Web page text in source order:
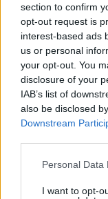
section to confirm
opt-out request is
interest-based ads
us or personal
your opt-out. You
disclosure of your
IAB’s list of
also be disclosed
Downstream
Please note that
not limited to your
Personal Data
I want to opt-
ΤΑ ΠΙΟ